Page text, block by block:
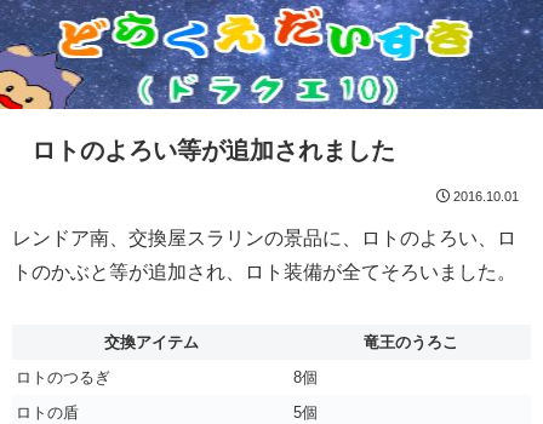
ロトのよろい等が追加されました
2016.10.01
レンドア南、交換屋スラリンの景品に、ロトのよろい、ロ
トのかぶと等が追加され、ロト装備が全てそろいました。
交換アイテム
竜王のうろこ
ロトのつるぎ
8個
ロトの盾
5個